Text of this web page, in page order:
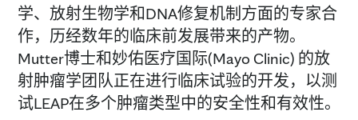
学、放射生物学和DNA修复机制方面的专家合
作，历经数年的临床前发展带来的产物。
Mutter博士和妙佑医疗国际(Mayo Clinic) 的放
射肿瘤学团队正在进行临床试验的开发，以测
试LEAP在多个肿瘤类型中的安全性和有效性。